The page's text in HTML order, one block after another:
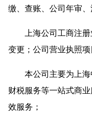
缴、查账、公司年审、
上海公司工商注
变更；公司营业执照项
本公司主要为上海
财税服务等一站式商
效服务；